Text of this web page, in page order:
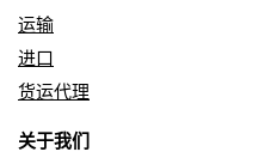
运输
进口
货运代理
关于我们